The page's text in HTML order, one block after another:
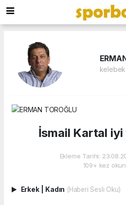
kelebek
İsmail Kartal
Ekleme Tarihi:
109+ kez
Erkek Kadın (Haberi Sesli Oku)